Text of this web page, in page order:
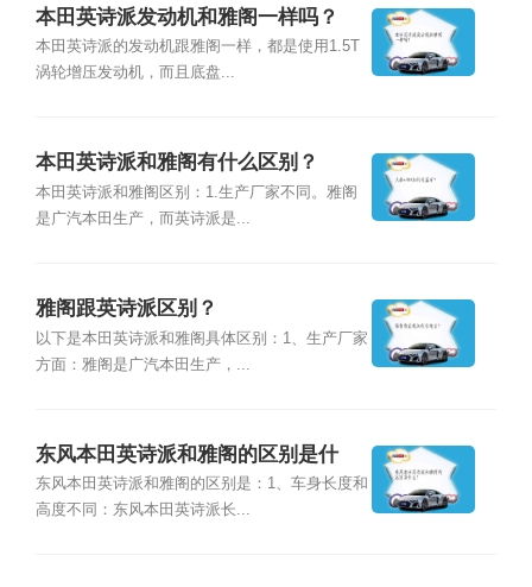
本田英诗派发动机和雅阁一样吗？
本田英诗派的发动机跟雅阁一样，都是使用1.5T
涡轮增压发动机，而且底盘...
本田英诗派和雅阁有什么区别？
本田英诗派和雅阁区别：1.生产厂家不同。雅阁
是广汽本田生产，而英诗派是...
雅阁跟英诗派区别？
以下是本田英诗派和雅阁具体区别：1、生产厂家
方面：雅阁是广汽本田生产，...
东风本田英诗派和雅阁的区别是什
么？
东风本田英诗派和雅阁的区别是：1、车身长度和
高度不同：东风本田英诗派长...